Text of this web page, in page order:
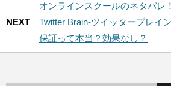
オンラインスクールのネタバレ
NEXT
Twitter Brain-ツイッターブレイ
保証って本当？効果なし？